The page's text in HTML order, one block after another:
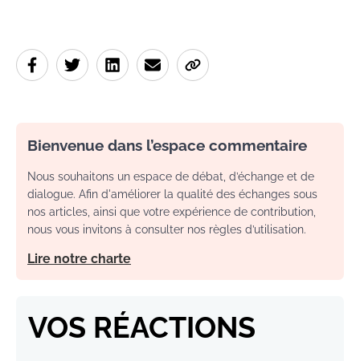
Bienvenue dans l’espace commentaire
Nous souhaitons un espace de débat, d’échange et de
dialogue. Afin d'améliorer la qualité des échanges sous
nos articles, ainsi que votre expérience de contribution,
nous vous invitons à consulter nos règles d’utilisation.
Lire notre charte
VOS RÉACTIONS